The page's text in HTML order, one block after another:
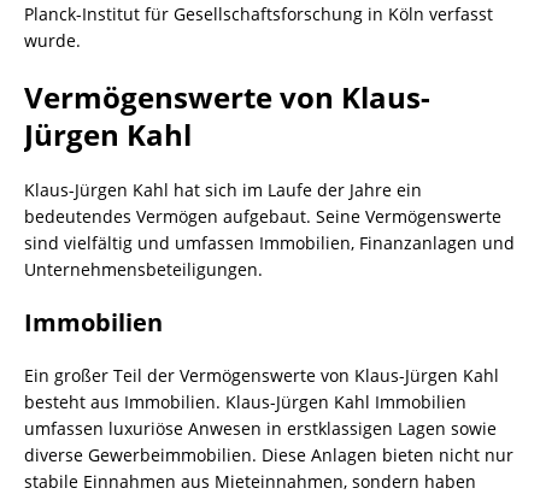
Planck-Institut für Gesellschaftsforschung in Köln verfasst
wurde.
Vermögenswerte von Klaus-
Jürgen Kahl
Klaus-Jürgen Kahl hat sich im Laufe der Jahre ein
bedeutendes Vermögen aufgebaut. Seine Vermögenswerte
sind vielfältig und umfassen Immobilien, Finanzanlagen und
Unternehmensbeteiligungen.
Immobilien
Ein großer Teil der Vermögenswerte von Klaus-Jürgen Kahl
besteht aus Immobilien. Klaus-Jürgen Kahl Immobilien
umfassen luxuriöse Anwesen in erstklassigen Lagen sowie
diverse Gewerbeimmobilien. Diese Anlagen bieten nicht nur
stabile Einnahmen aus Mieteinnahmen, sondern haben